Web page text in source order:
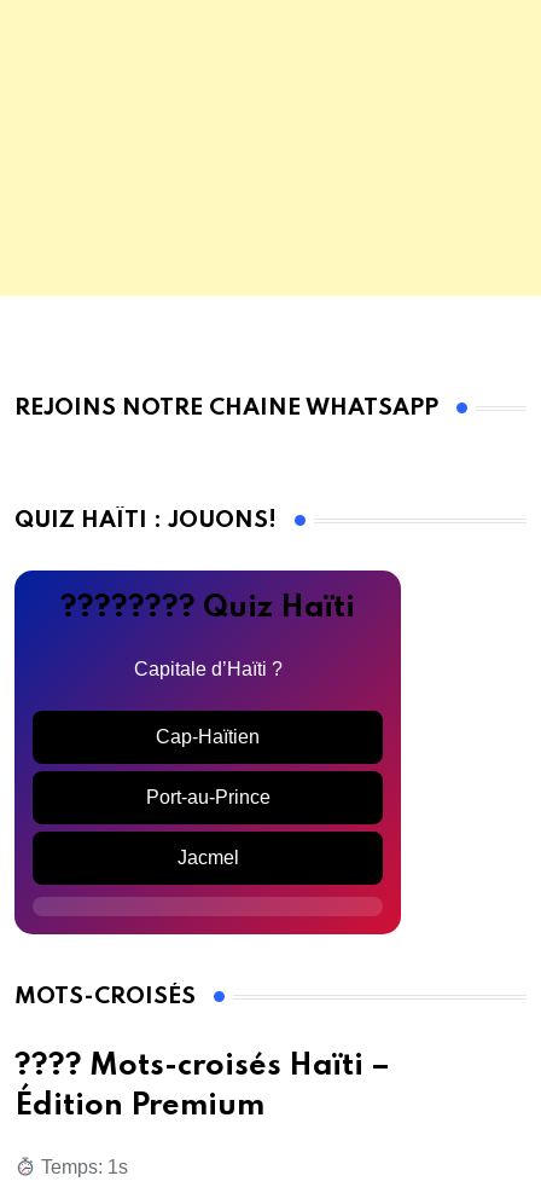
REJOINS NOTRE CHAINE WHATSAPP
QUIZ HAÏTI : JOUONS!
???????? Quiz Haïti
Capitale d’Haïti ?
Cap-Haïtien
Port-au-Prince
Jacmel
MOTS-CROISÉS
???? Mots-croisés Haïti –
Édition Premium
Temps: 2s